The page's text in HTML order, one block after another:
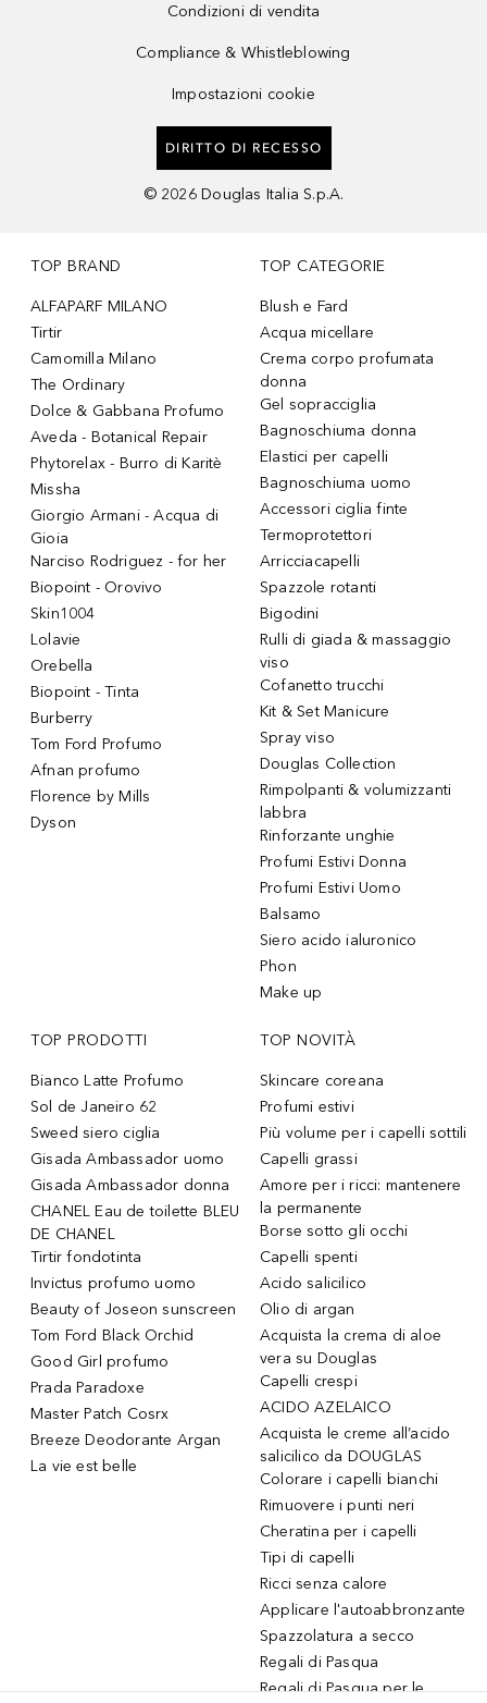
Condizioni di vendita
Compliance & Whistleblowing
Impostazioni cookie
DIRITTO DI RECESSO
© 2026 Douglas Italia S.p.A.
TOP BRAND
ALFAPARF MILANO
Tirtir
Camomilla Milano
The Ordinary
Dolce & Gabbana Profumo
Aveda - Botanical Repair
Phytorelax - Burro di Karitè
Missha
Giorgio Armani - Acqua di
Gioia
Narciso Rodriguez - for her
Biopoint - Orovivo
Skin1004
Lolavie
Orebella
Biopoint - Tinta
Burberry
Tom Ford Profumo
Afnan profumo
Florence by Mills
Dyson
TOP CATEGORIE
Blush e Fard
Acqua micellare
Crema corpo profumata
donna
Gel sopracciglia
Bagnoschiuma donna
Elastici per capelli
Bagnoschiuma uomo
Accessori ciglia finte
Termoprotettori
Arricciacapelli
Spazzole rotanti
Bigodini
Rulli di giada & massaggio
viso
Cofanetto trucchi
Kit & Set Manicure
Spray viso
Douglas Collection
Rimpolpanti & volumizzanti
labbra
Rinforzante unghie
Profumi Estivi Donna
Profumi Estivi Uomo
Balsamo
Siero acido ialuronico
Phon
Make up
TOP PRODOTTI
Bianco Latte Profumo
Sol de Janeiro 62
Sweed siero ciglia
Gisada Ambassador uomo
Gisada Ambassador donna
CHANEL Eau de toilette BLEU
DE CHANEL
Tirtir fondotinta
Invictus profumo uomo
Beauty of Joseon sunscreen
Tom Ford Black Orchid
Good Girl profumo
Prada Paradoxe
Master Patch Cosrx
Breeze Deodorante Argan
La vie est belle
TOP NOVITÀ
Skincare coreana
Profumi estivi
Più volume per i capelli sottili
Capelli grassi
Amore per i ricci: mantenere
la permanente
Borse sotto gli occhi
Capelli spenti
Acido salicilico
Olio di argan
Acquista la crema di aloe
vera su Douglas
Capelli crespi
ACIDO AZELAICO
Acquista le creme all’acido
salicilico da DOUGLAS
Colorare i capelli bianchi
Rimuovere i punti neri
Cheratina per i capelli
Tipi di capelli
Ricci senza calore
Applicare l'autoabbronzante
Spazzolatura a secco
Regali di Pasqua
Regali di Pasqua per le